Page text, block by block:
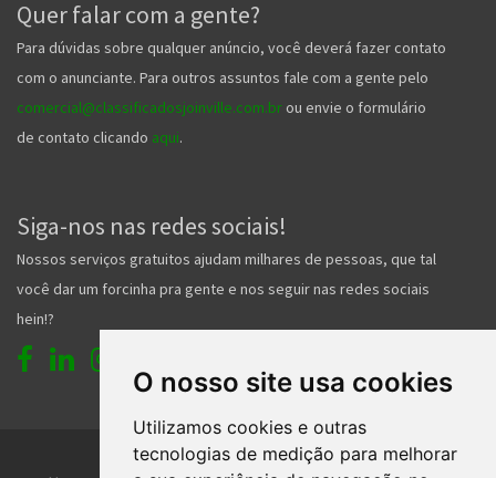
O nosso site usa cookies
Utilizamos cookies e outras
tecnologias de medição para melhorar
com o anunciante. Para outros assuntos fale com a gente pelo
comercial@classificadosjoinville.com.brou envie o formulário
de contato clicandoaqui.
você dar um forcinha pra gente e nos seguir nas redes sociais
hein!?
Entrar Faça seu cadastro